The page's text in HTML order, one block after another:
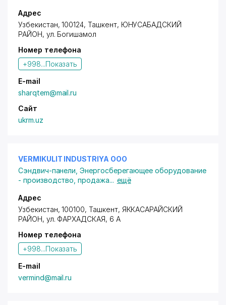
Адрес
Узбекистан, 100124, Ташкент, ЮНУСАБАДСКИЙ
РАЙОН, ул. Богишамол
Номер телефона
+998...Показать
E-mail
sharqtem@mail.ru
Сайт
ukrm.uz
VERMIKULIT INDUSTRIYA ООО
Сэндвич-панели ,Энергосберегающее оборудование
- производство, продажа... ещё
Адрес
Узбекистан, 100100, Ташкент, ЯККАСАРАЙСКИЙ
РАЙОН, ул. ФАРХАДСКАЯ, 6 А
Номер телефона
+998...Показать
E-mail
vermind@mail.ru